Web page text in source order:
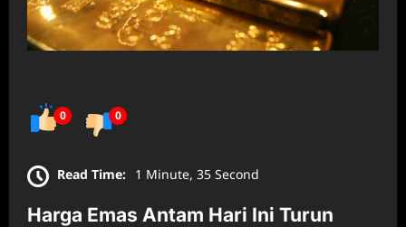
0 0
Read Time: 1 Minute, 35 Second
Harga Emas Antam Hari Ini Turun